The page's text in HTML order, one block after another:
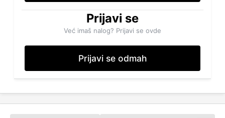
Prijavi se
Već imaš nalog? Prijavi se ovde
Prijavi se odmah